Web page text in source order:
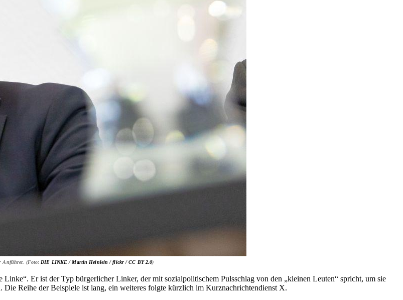
Anführer. (Foto: DIE LINKE / Martin Heinlein / flickr / CC BY 2.0)
Er ist der Typ bürgerlicher Linker, der mit sozialpolitischem Pulsschlag von den „kleinen Leuten“ spricht, um sie
Reihe der Beispiele ist lang, ein weiteres folgte kürzlich im Kurznachrichtendienst X.